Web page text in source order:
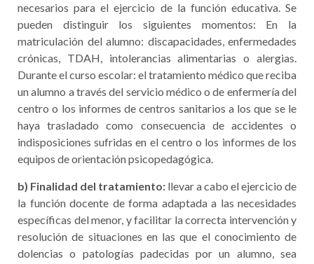
necesarios para el ejercicio de la función educativa. Se
pueden distinguir los siguientes momentos: En la
matriculación del alumno: discapacidades, enfermedades
crónicas, TDAH, intolerancias alimentarias o alergias.
Durante el curso escolar: el tratamiento médico que reciba
un alumno a través del servicio médico o de enfermería del
centro o los informes de centros sanitarios a los que se le
haya trasladado como consecuencia de accidentes o
indisposiciones sufridas en el centro o los informes de los
equipos de orientación psicopedagógica.
b) Finalidad del tratamiento: llevar a cabo el ejercicio de
la función docente de forma adaptada a las necesidades
específicas del menor, y facilitar la correcta intervención y
resolución de situaciones en las que el conocimiento de
dolencias o patologías padecidas por un alumno, sea